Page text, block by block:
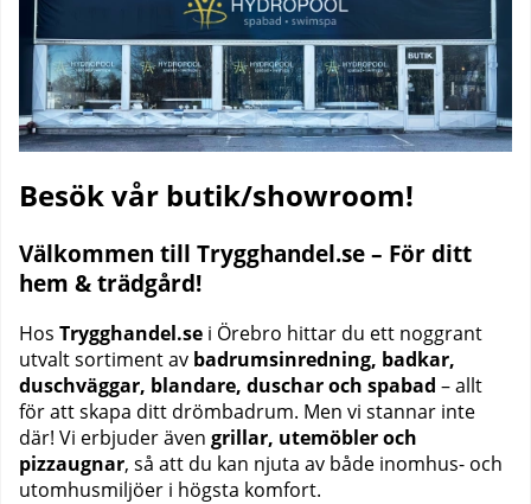
Besök vår butik/showroom!
Välkommen till Trygghandel.se – För ditt
hem & trädgård!
Hos Trygghandel.se i Örebro hittar du ett noggrant
utvalt sortiment av badrumsinredning, badkar,
duschväggar, blandare, duschar och spabad – allt
för att skapa ditt drömbadrum. Men vi stannar inte
där! Vi erbjuder även grillar, utemöbler och
pizzaugnar, så att du kan njuta av både inomhus- och
utomhusmiljöer i högsta komfort.